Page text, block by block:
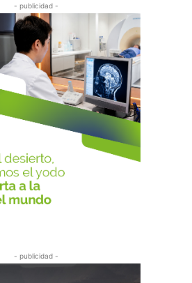
- publicidad -
- publicidad -